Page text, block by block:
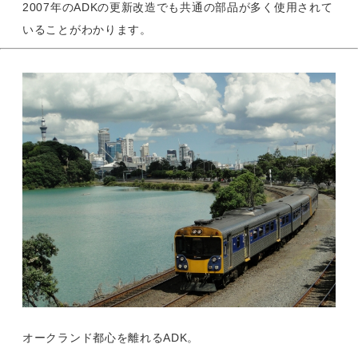
2007年のADKの更新改造でも共通の部品が多く使用されて
いることがわかります。
オークランド都心を離れるADK。